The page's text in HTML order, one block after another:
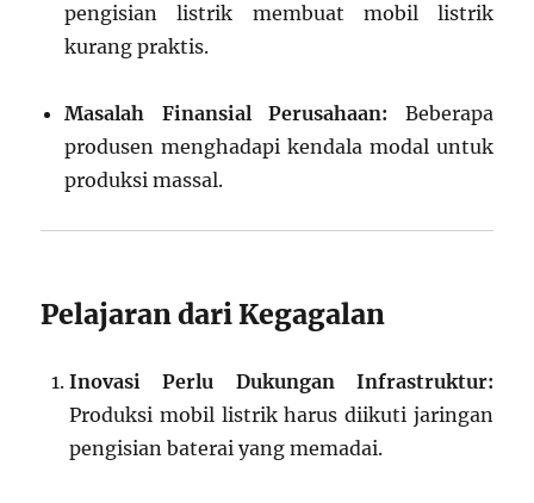
pengisian listrik membuat mobil listrik
kurang praktis.
Masalah Finansial Perusahaan: Beberapa
produsen menghadapi kendala modal untuk
produksi massal.
Pelajaran dari Kegagalan
Inovasi Perlu Dukungan Infrastruktur:
Produksi mobil listrik harus diikuti jaringan
pengisian baterai yang memadai.